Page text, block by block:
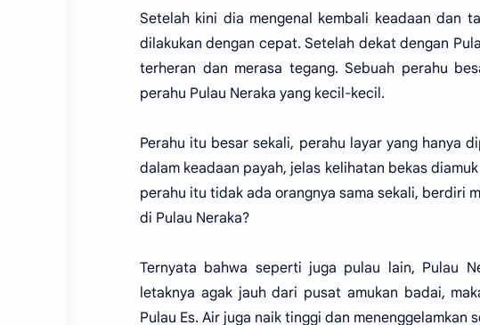
Setelah kini dia mengenal kembali keadaan dan
dilakukan dengan cepat. Setelah dekat dengan
terheran dan merasa tegang. Sebuah perahu
perahu Pulau Neraka yang kecil-kecil.
Perahu itu besar sekali, perahu layar yang hanya
dalam keadaan payah, jelas kelihatan bekas
perahu itu tidak ada orangnya sama sekali, berdiri
di Pulau Neraka?
Ternyata bahwa seperti juga pulau lain, Pulau
letaknya agak jauh dari pusat amukan badai,
Pulau Es. Air juga naik tinggi dan menenggelamkan